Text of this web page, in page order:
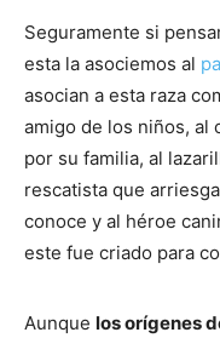
Seguramente si
esta la asociemos al
asocian a esta raza
amigo de los niños, al
por su familia, al
rescatista que
conoce y al héroe
este fue criado para
Aunque los orígenes